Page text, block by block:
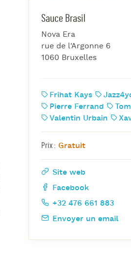
Jazz Nights
Les Midis-Jazz
Jazz au Pavillon
Jazz & Jam at CBG
Sauce Brasil
Nova Era
rue de l'Argonne 6
1060 Bruxelles
Frihat Kays
Pierre Ferrand
Valentin Urbain
Prix : Gratuit
Site web
Facebook
+32 476 661 883
Envoyer un email